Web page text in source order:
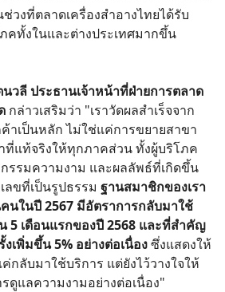
วงที่ตลาดเครื่องสำอางไทยได้รับ
คทั้งในและต่างประเทศมากขึ้น
วลี ประธานเจ้าหน้าที่ฝ่ายการตลาด
กล่าวเสริมว่า "เราวัดผลสำเร็จจาก
าเป็นหลัก ไม่ใช่แค่การขยายสาขา
แท้จริงให้ทุกภาคส่วน ทั้งผู้บริโภค
รรมความงาม และผลลัพธ์ที่เกิดขึ้น
ลขที่เป็นรูปธรรม ฐานสมาชิกของเรา
คนในปี 2567 มีอัตราการกลับมาใช้
5 เดือนแรกของปี 2568 และที่สำคัญ
เพิ่มขึ้น 5% อย่างต่อเนื่องซึ่งแสดงให้
กลับมาใช้บริการ แต่ยังไว้วางใจให้
ดูแลความงามอย่างต่อเนื่อง"